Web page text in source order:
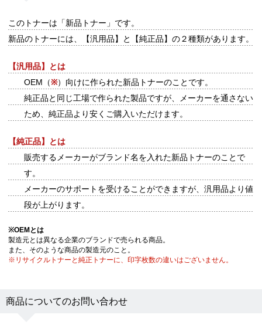
このトナーは 「新品トナー」 です。
新品のトナーには、【汎用品】と【純正品】の２種類があります。
【汎用品】とは
OEM（※）向けに作られた新品トナーのことです。
純正品と同じ工場で作られた製品ですが、メーカーを通さない
ため、純正品より安くご購入いただけます。
【純正品】とは
販売するメーカーがブランド名を入れた新品トナーのことで
す。
メーカーのサポートを受けることができますが、汎用品より値
段が上がります。
※OEMとは
製造元とは異なる企業のブランドで売られる商品。
また、そのような商品の製造元のこと。
※リサイクルトナーと純正トナーに、印字枚数の違いはございません。
商品についてのお問い合わせ